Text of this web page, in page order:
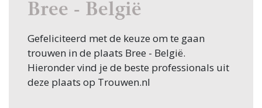
Bree - België
Gefeliciteerd met de keuze om te gaan
trouwen in de plaats Bree - België.
Hieronder vind je de beste professionals uit
deze plaats op Trouwen.nl